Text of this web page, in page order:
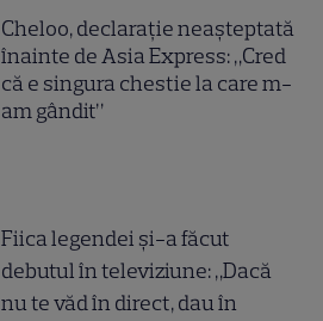
Cheloo, declarație neașteptată
înainte de Asia Express: „Cred
că e singura chestie la care m-
am gândit”
Fiica legendei și-a făcut
debutul în televiziune: „Dacă
nu te văd în direct, dau în